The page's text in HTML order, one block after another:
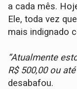
a cada mês.
Ele, toda vez
mais indignado
“Atualmente
R$ 500,00 ou
desabafou.